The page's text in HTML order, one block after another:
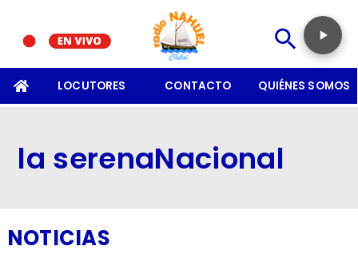
LOCUTORES CONTACTO QUIÉNES SOMOS
la serenaNacional
NOTICIAS